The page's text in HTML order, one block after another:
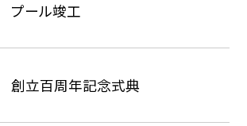
プール竣工
創立百周年記念式典